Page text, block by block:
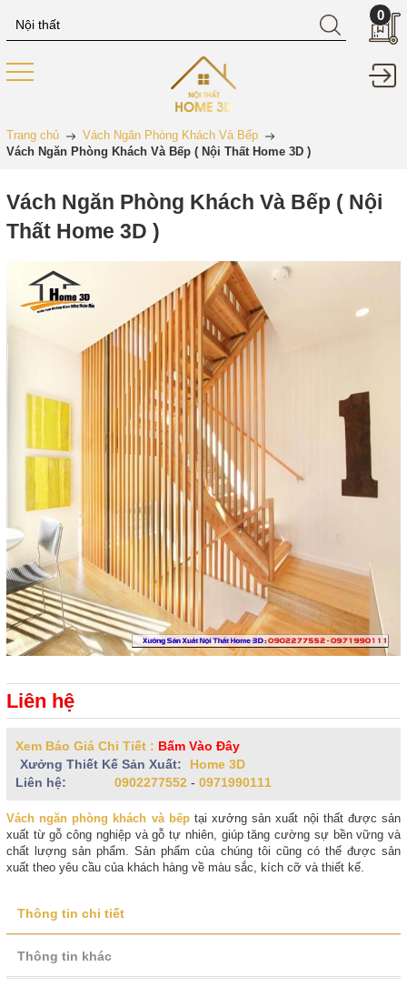
0
Trang chủ
Vách Ngăn Phòng Khách Và Bếp
Vách Ngăn Phòng Khách Và Bếp ( Nội Thất Home 3D )
Vách Ngăn Phòng Khách Và Bếp ( Nội
Thất Home 3D )
Liên hệ
Xem Báo Giá Chi Tiết : Bấm Vào Đây
Xưởng Thiết Kế Sản Xuất:
Home 3D
Liên hệ:
0902277552 - 0971990111
Vách ngăn phòng khách và bếptại xưởng sản xuất nội thất được sản
xuất từ gỗ công nghiệp và gỗ tự nhiên, giúp tăng cường sự bền vững và
chất lượng sản phẩm. Sản phẩm của chúng tôi cũng có thể được sản
xuất theo yêu cầu của khách hàng về màu sắc, kích cỡ và thiết kế.
Thông tin chi tiết
Thông tin khác